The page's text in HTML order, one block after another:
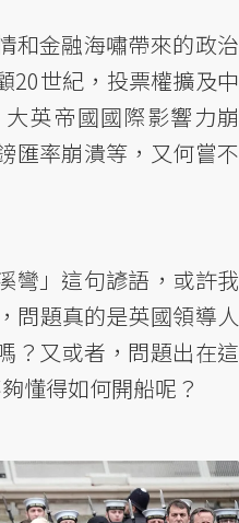
和金融海嘯帶來的政治
20世紀，投票權擴及中
英帝國國際影響力崩
匯率崩潰等，又何嘗不
彎」這句諺語，或許我
問題真的是英國領導人
？又或者，問題出在這
懂得如何開船呢？